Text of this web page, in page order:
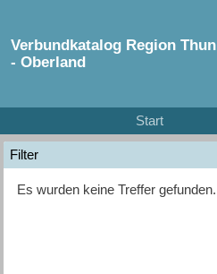
Verbundkatalog Region Thun
- Oberland
Start
Filter
Es wurden keine Treffer gefunden.